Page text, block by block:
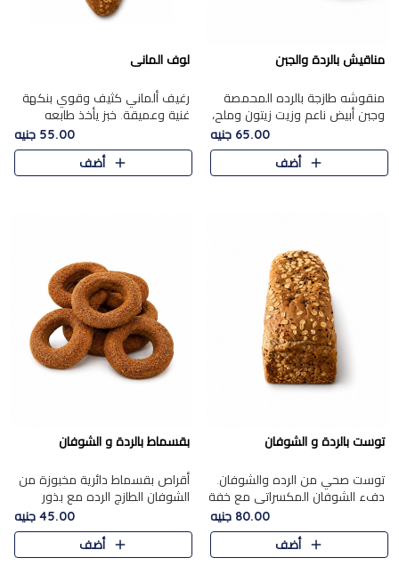
مناقيش بالردة والجبن
منقوشه طازجة بالرده المحمصة
وجبن أبيض ناعم وزيت زيتون وملح،
مباشرة من الفرن.الرده مع نعومة
الجبن فوق عجينة طازجة.
65.00 جنيه
أضف
لوف المانى
رغيف ألماني كثيف وقوي بنكهة
غنية وعميقة. خبز يأخذ طابعه
55.00 جنيه
أضف
توست بالردة و الشوفان
توست صحي من الرده والشوفان.
دفء الشوفان المكسراتي مع خفة
80.00 جنيه
أضف
بقسماط بالردة و الشوفان
أقراص بقسماط دائرية مخبوزة من
الشوفان الطازج الرده مع بذور
مختارة. قرمشة الحبوب والبذور،
بداية صحية لكل صباح.
45.00 جنيه
أضف